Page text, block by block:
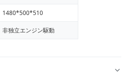
1480*500*510
非独立エンジン駆動